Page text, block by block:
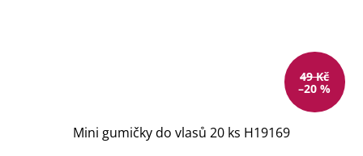
49 Kč
–20 %
Mini gumičky do vlasů 20 ks H19169